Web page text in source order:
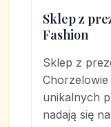
Sklep z
Fashion
Sklep z
unikalnych
nadają się